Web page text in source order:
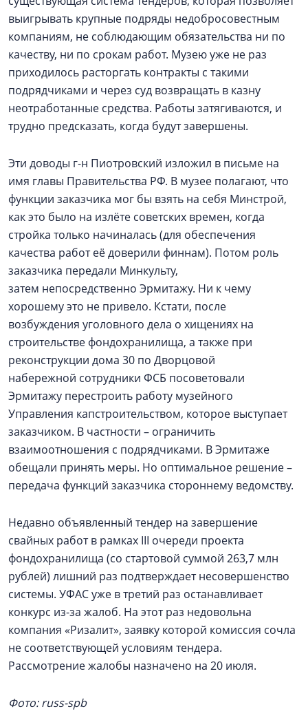
выигрывать крупные подряды недобросовестным
компаниям, не соблюдающим обязательства ни по
качеству, ни по срокам работ. Музею уже не раз
приходилось расторгать контракты с такими
подрядчиками и через суд возвращать в казну
неотработанные средства. Работы затягиваются, и
трудно предсказать, когда будут завершены.
Эти доводы г-н Пиотровский изложил в письме на
имя главы Правительства РФ. В музее полагают, что
функции заказчика мог бы взять на себя Минстрой,
как это было на излёте советских времен, когда
стройка только начиналась (для обеспечения
качества работ её доверили финнам). Потом роль
заказчика передали Минкульту,
затем непосредственно Эрмитажу. Ни к чему
хорошему это не привело. Кстати, после
возбуждения уголовного дела о хищениях на
строительстве фондохранилища, а также при
реконструкции дома 30 по Дворцовой
набережной сотрудники ФСБ посоветовали
Эрмитажу перестроить работу музейного
Управления капстроительством, которое выступает
заказчиком. В частности – ограничить
взаимоотношения с подрядчиками. В Эрмитаже
обещали принять меры. Но оптимальное решение –
передача функций заказчика стороннему ведомству.
Недавно объявленный тендер на завершение
свайных работ в рамках III очереди проекта
фондохранилища (со стартовой суммой 263,7 млн
рублей) лишний раз подтверждает несовершенство
системы. УФАС уже в третий раз останавливает
конкурс из-за жалоб. На этот раз недовольна
компания «Ризалит», заявку которой комиссия сочла
не соответствующей условиям тендера.
Рассмотрение жалобы назначено на 20 июля.
Фото: russ-spb